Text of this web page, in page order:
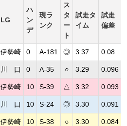
LG
ハ
ン
デ
現ラ
ンク
ス
タ
ー
ト
試走タ
イム
試走
偏差
伊勢崎 0 A-181 ◎ 3.37 0.08
川 口 0 A-35 ○ 3.29 0.096
伊勢崎 10 S-39 △ 3.32 0.093
川 口 10 S-24 ◎ 3.30 0.091
伊勢崎 10 S-38 ○ 3.30 0.084